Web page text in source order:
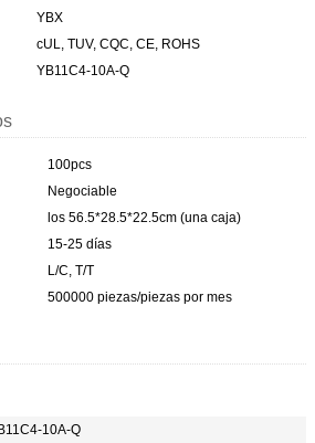
YBX
cUL, TUV, CQC, CE, ROHS
YB11C4-10A-Q
100pcs
Negociable
los 56.5*28.5*22.5cm (una caja)
15-25 días
L/C, T/T
500000 piezas/piezas por mes
10A-Q